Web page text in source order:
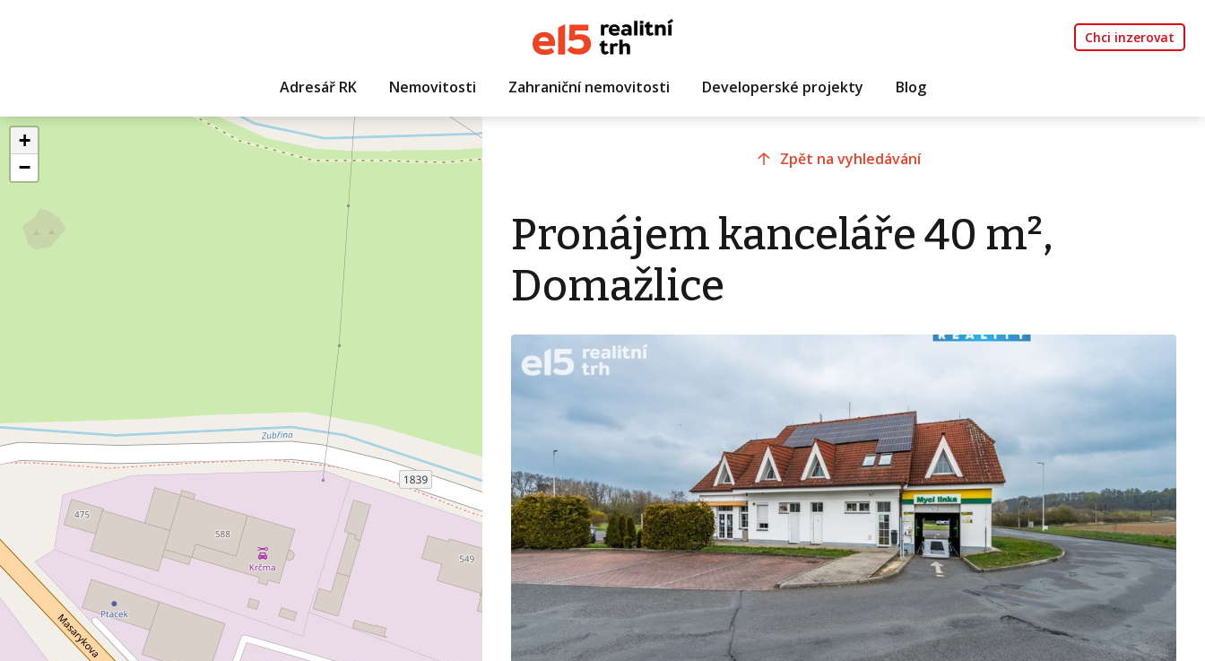
Chci inzerovat
Adresář RK Nemovitosti Zahraniční nemovitosti Developerské projekty Blog
+
−
Zpět na vyhledávání
Pronájem kanceláře 40 m²,
Domažlice